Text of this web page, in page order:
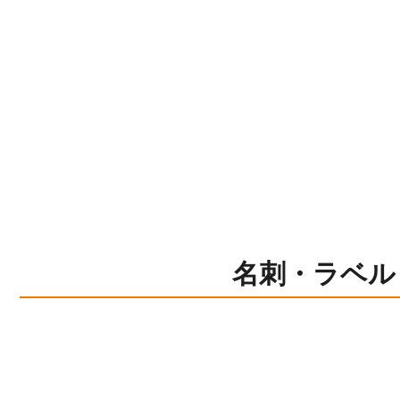
名刺・ラベ